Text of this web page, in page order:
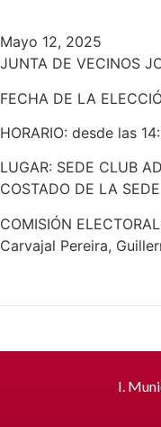
Mayo 12, 2025
JUNTA DE VECINOS
FECHA DE LA
HORARIO: desde las
LUGAR: SEDE CLUB
COSTADO DE LA
COMISIÓN
Carvajal Pereira,
I.